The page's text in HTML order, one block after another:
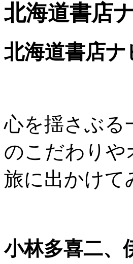
北海道書店
北海道書店
心を揺さぶる
のこだわりや
旅に出かけて
小林多喜二、